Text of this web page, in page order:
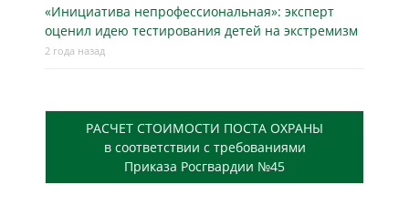
«Инициатива непрофессиональная»: эксперт
оценил идею тестирования детей на экстремизм
2 года назад
РАСЧЕТ СТОИМОСТИ ПОСТА ОХРАНЫ
в соответствии с требованиями
Приказа Росгвардии №45